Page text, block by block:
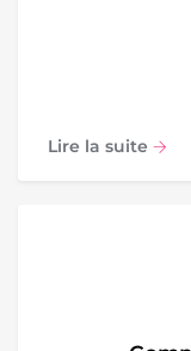
Lire la suite